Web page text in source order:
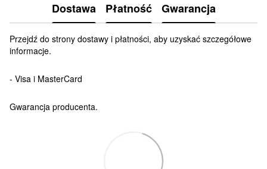
Dostawa Płatność Gwarancja
Przejdź do strony dostawy i płatności, aby uzyskać szczegółowe
informacje.
- Visa i MasterCard
Gwarancja producenta.